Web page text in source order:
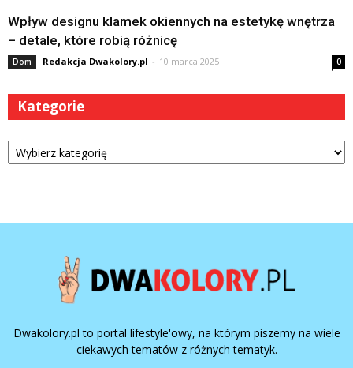
Wpływ designu klamek okiennych na estetykę wnętrza
– detale, które robią różnicę
Dom Redakcja Dwakolory.pl - 10 marca 2025 0
Kategorie
Kategorie
Dwakolory.pl to portal lifestyle'owy, na którym piszemy na wiele
ciekawych tematów z różnych tematyk.